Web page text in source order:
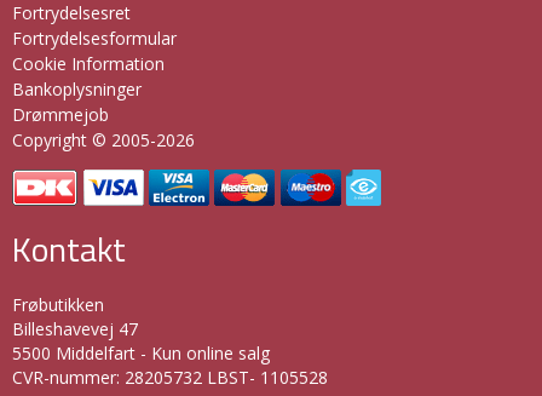
Fortrydelsesret
Fortrydelsesformular
Cookie Information
Bankoplysninger
Drømmejob
Copyright © 2005-2026
Kontakt
Frøbutikken
Billeshavevej 47
5500 Middelfart - Kun online salg
CVR-nummer: 28205732 LBST- 1105528